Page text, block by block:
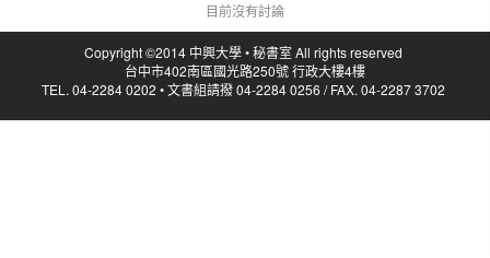
目前沒有討論
Copyright ©2014 中興大學 • 秘書室 All rights reserved
台中市402南區國光路250號 行政大樓4樓
TEL. 04-2284 0202 • 文書組請撥 04-2284 0256 / FAX. 04-2287 3702